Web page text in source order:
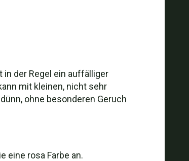
der Regel ein auffälliger
mit kleinen, nicht sehr
ohne besonderen Geruch
eine rosa Farbe an.